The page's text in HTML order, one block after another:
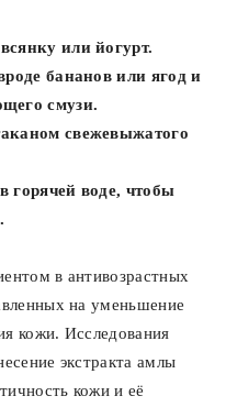
или йогурт.
бананов или ягод и
смузи.
свежевыжатого
горячей воде, чтобы
в антивозрастных
на уменьшение
кожи. Исследования
экстракта амлы
кожи и её